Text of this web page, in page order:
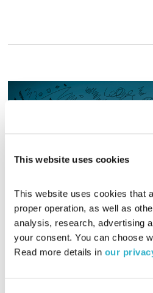
This website uses cookies
This website uses cookies that
proper operation, as well as
analysis, research, advertising
your consent. You can choose
Read more details in our
פרי